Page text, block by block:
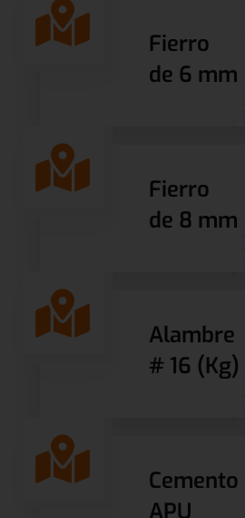
Fierro
de 6 mm
Fierro
de 8 mm
Alambre
# 16 (Kg)
Cemento
APU